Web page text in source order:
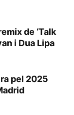
de ‘Talk
i Dua Lipa
pel 2025